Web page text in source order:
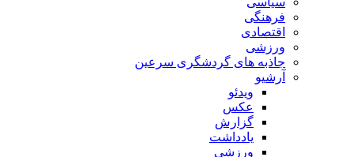
فرهنگی
اقتصادی
ورزشی
جاذبه های گردشگری سرعین
آرشیو
ویدئو
عکس
گزارش
یادداشت
ورزشی